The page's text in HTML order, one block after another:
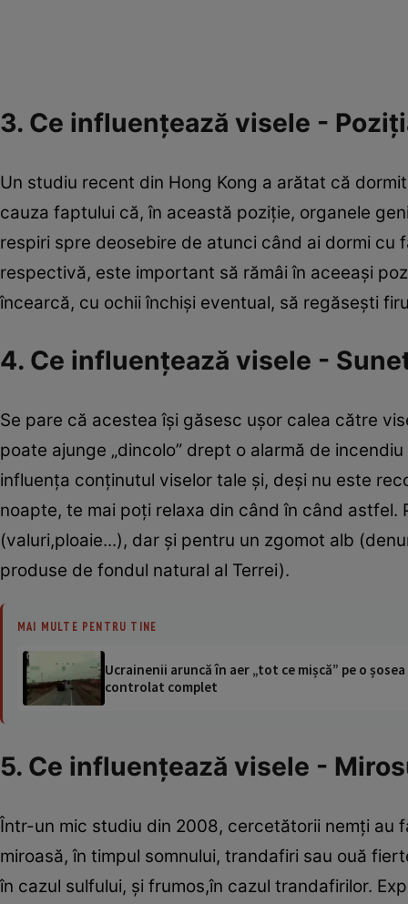
3. Ce influenţează visele -
Un studiu recent din Hong Kong a arătat că
cauza faptului că, în această poziţie, organele
respiri spre deosebire de atunci când ai dormi
respectivă, este important să rămâi în aceeaşi
încearcă, cu ochii închişi eventual, să regăseşti
4. Ce influenţează visele -
Se pare că acestea îşi găsesc uşor calea către
poate ajunge „dincolo” drept o alarmă de
influenţa conţinutul viselor tale şi, deşi nu este
noapte, te mai poţi relaxa din când în când
(valuri,ploaie...), dar şi pentru un zgomot alb
produse de fondul natural al Terrei).
MAI MULTE PENTRU TINE
Ucrainenii aruncă în aer „tot ce mișcă” pe o
controlat complet
5. Ce influenţează visele -
Într-un mic studiu din 2008, cercetătorii nemţi au
miroasă, în timpul somnului, trandafiri sau ouă
în cazul sulfului, şi frumos,în cazul trandafirilor.